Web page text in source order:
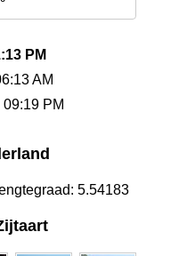
PM
AM
PM
5.54183